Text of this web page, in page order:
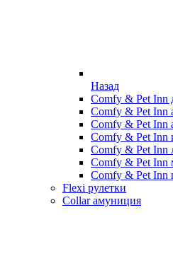
Назад
Comfy & Pet Inn
Comfy & Pet Inn
Comfy & Pet Inn
Comfy & Pet Inn
Comfy & Pet Inn
Comfy & Pet Inn
Comfy & Pet Inn
Flexi рулетки
Collar амуниция